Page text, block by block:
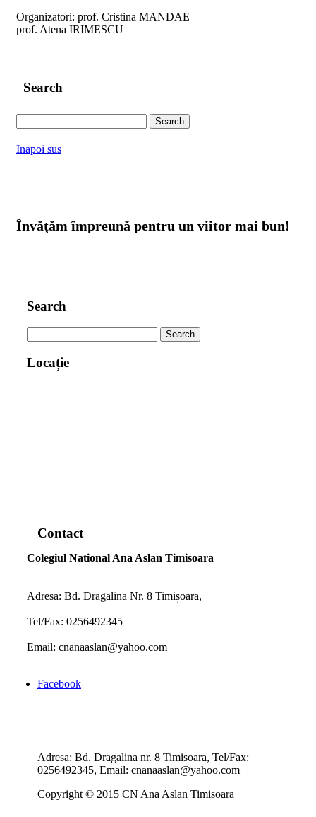
Organizatori: prof. Cristina MANDAE
prof. Atena IRIMESCU
Search
for:
Inapoi sus
Învăţăm împreună pentru un viitor mai bun!
Search
for:
Locație
www.map-embed.com
Contact
Colegiul National Ana Aslan Timisoara
Adresa: Bd. Dragalina Nr. 8 Timișoara,
Tel/Fax: 0256492345
Email: cnanaaslan@yahoo.com
Facebook
Adresa: Bd. Dragalina nr. 8 Timisoara, Tel/Fax:
0256492345, Email: cnanaaslan@yahoo.com
Copyright © 2015 CN Ana Aslan Timisoara